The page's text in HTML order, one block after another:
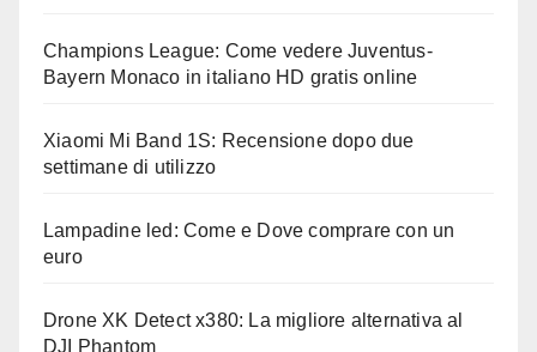
Champions League: Come vedere Juventus-
Bayern Monaco in italiano HD gratis online
Xiaomi Mi Band 1S: Recensione dopo due
settimane di utilizzo
Lampadine led: Come e Dove comprare con un
euro
Drone XK Detect x380: La migliore alternativa al
DJI Phantom